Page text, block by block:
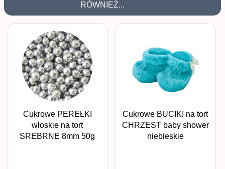
RÓWNIEŻ...
Cukrowe PEREŁKI
włoskie na tort
SREBRNE 8mm 50g
Cukrowe BUCIKI na tort
CHRZEST baby shower
niebieskie